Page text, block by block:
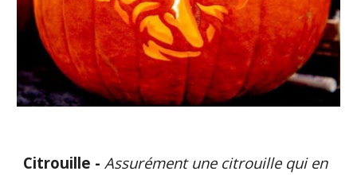
Citrouille -Assurément une citrouille qui en